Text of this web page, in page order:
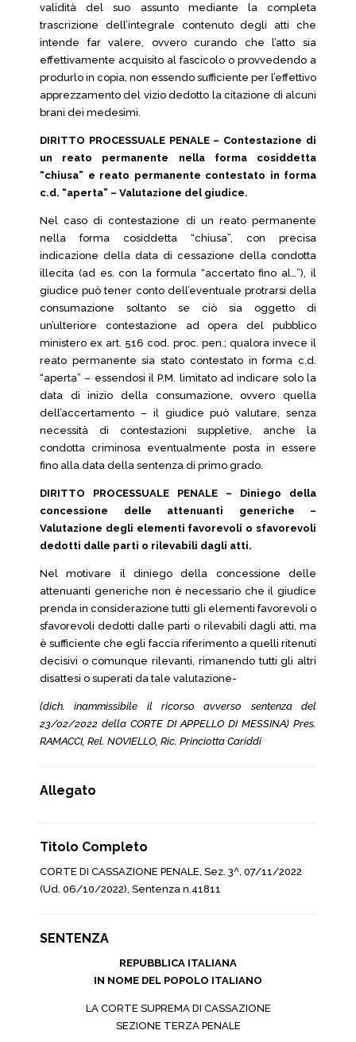
validità del suo assunto mediante la completa
trascrizione dell’integrale contenuto degli atti che
intende far valere, ovvero curando che l’atto sia
effettivamente acquisito al fascicolo o provvedendo a
produrlo in copia, non essendo sufficiente per l’effettivo
apprezzamento del vizio dedotto la citazione di alcuni
brani dei medesimi.
DIRITTO PROCESSUALE PENALE – Contestazione di
un reato permanente nella forma cosiddetta
“chiusa” e reato permanente contestato in forma
c.d. “aperta” – Valutazione del giudice.
Nel caso di contestazione di un reato permanente
nella forma cosiddetta “chiusa”, con precisa
indicazione della data di cessazione della condotta
illecita (ad es. con la formula “accertato fino al…”), il
giudice può tener conto dell’eventuale protrarsi della
consumazione soltanto se ciò sia oggetto di
un’ulteriore contestazione ad opera del pubblico
ministero ex art. 516 cod. proc. pen.; qualora invece il
reato permanente sia stato contestato in forma c.d.
“aperta” – essendosi il P.M. limitato ad indicare solo la
data di inizio della consumazione, ovvero quella
dell’accertamento – il giudice può valutare, senza
necessità di contestazioni suppletive, anche la
condotta criminosa eventualmente posta in essere
fino alla data della sentenza di primo grado.
DIRITTO PROCESSUALE PENALE – Diniego della
concessione delle attenuanti generiche –
Valutazione degli elementi favorevoli o sfavorevoli
dedotti dalle parti o rilevabili dagli atti.
Nel motivare il diniego della concessione delle
attenuanti generiche non è necessario che il giudice
prenda in considerazione tutti gli elementi favorevoli o
sfavorevoli dedotti dalle parti o rilevabili dagli atti, ma
è sufficiente che egli faccia riferimento a quelli ritenuti
decisivi o comunque rilevanti, rimanendo tutti gli altri
disattesi o superati da tale valutazione-
(dich. inammissibile il ricorso avverso sentenza del
23/02/2022 della CORTE DI APPELLO DI MESSINA) Pres.
RAMACCI, Rel. NOVIELLO, Ric. Princiotta Cariddi
Allegato
Titolo Completo
CORTE DI CASSAZIONE PENALE, Sez. 3^, 07/11/2022
(Ud. 06/10/2022), Sentenza n.41811
SENTENZA
REPUBBLICA ITALIANA
IN NOME DEL POPOLO ITALIANO
LA CORTE SUPREMA DI CASSAZIONE
SEZIONE TERZA PENALE